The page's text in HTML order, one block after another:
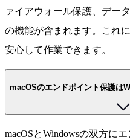
ァイアウォール保護、デー
の機能が含まれます。これ
安心して作業できます。
macOSのエンドポイント保護は
macOSとWindowsの双方に